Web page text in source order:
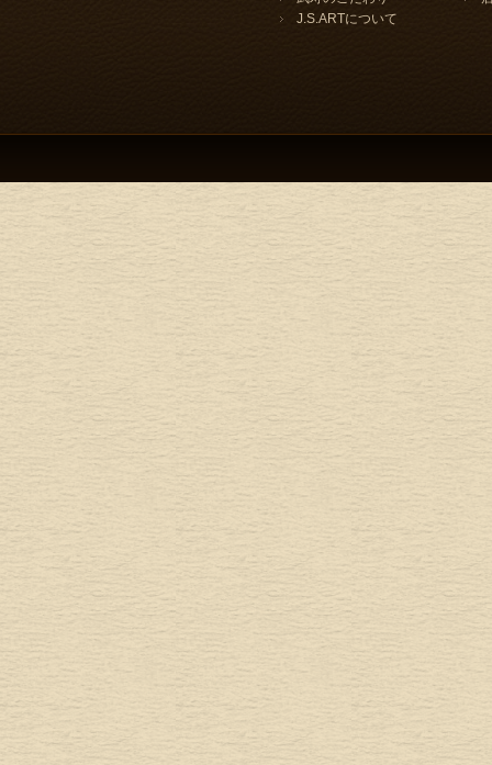
J.S.ARTについて